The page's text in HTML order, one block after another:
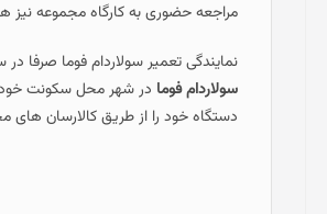
مراجعه حضوری به کارگاه مجموعه نیز همه روزه با
نمایندگی تعمیر سولاردام فوما صرفا
سولاردام فوما
دستگاه خود را از طریق کالارسان